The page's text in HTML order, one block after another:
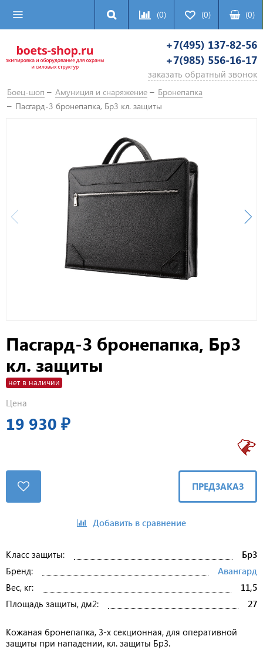
(0) (0) (0)
+7(495) 137-82-56
+7(985) 556-16-17
заказать обратный звонок
Боец-шоп Амуниция и снаряжение
Бронепапка
Пасгард-3 бронепапка, Бр3 кл. защиты
Пасгард-3 бронепапка, Бр3
кл. защиты
нет в наличии
Цена
19 930 ₽
ПРЕДЗАКАЗ
Добавить в сравнение
Класс защиты:
Бр3
Бренд:
Авангард
Вес, кг:
11,5
Площадь защиты, дм2:
27
Кожаная бронепапка, 3-х секционная, для оперативной
защиты при нападении, кл. защиты Бр3.